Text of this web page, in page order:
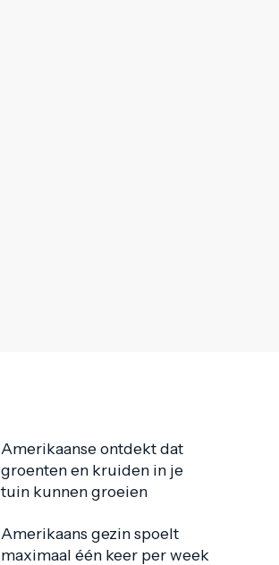
Amerikaanse ontdekt dat
groenten en kruiden in je
tuin kunnen groeien
Amerikaans gezin spoelt
maximaal één keer per week